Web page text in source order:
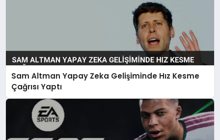
Sam Altman Yapay Zeka Gelişiminde Hız Kesme
Çağrısı Yaptı